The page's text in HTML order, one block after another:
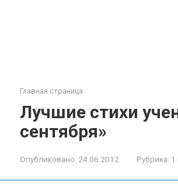
Главная страница
Лучшие стихи
сентября»
Опубликовано: 24.06.2012 Рубрика: 1